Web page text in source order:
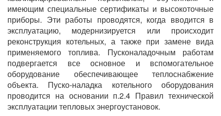
имеющим специальные сертификаты и высокоточные
приборы. Эти работы проводятся, когда вводится в
эксплуатацию, модернизируется или происходит
реконструкция котельных, а также при замене вида
применяемого топлива. Пусконаладочным работам
подвергается все основное и вспомогательное
оборудование обеспечивающее теплоснабжение
объекта. Пуско-наладка котельного оборудования
проводится на основании п.2.4 Правил технической
эксплуатации тепловых энергоустановок.